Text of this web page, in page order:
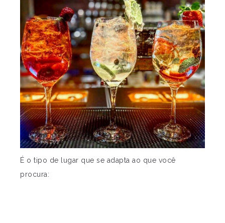
É o tipo de lugar que se adapta ao que você
procura: